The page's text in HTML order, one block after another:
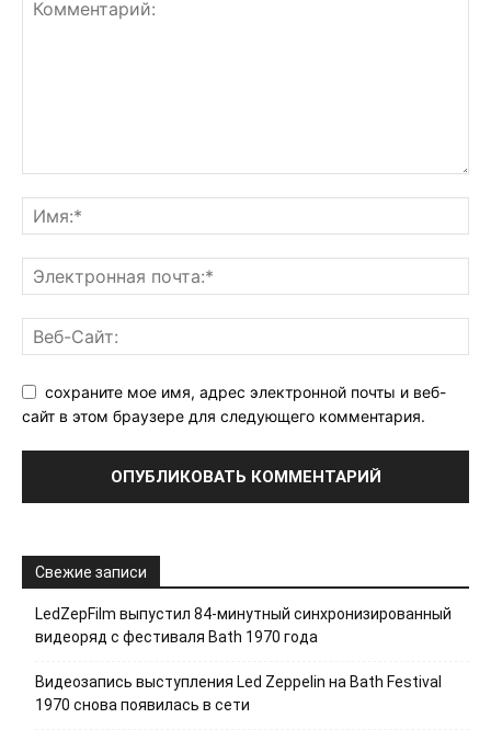
сохраните мое имя, адрес электронной почты и веб-
сайт в этом браузере для следующего комментария.
Свежие записи
LedZepFilm выпустил 84-минутный синхронизированный
видеоряд с фестиваля Bath 1970 года
Видеозапись выступления Led Zeppelin на Bath Festival
1970 снова появилась в сети